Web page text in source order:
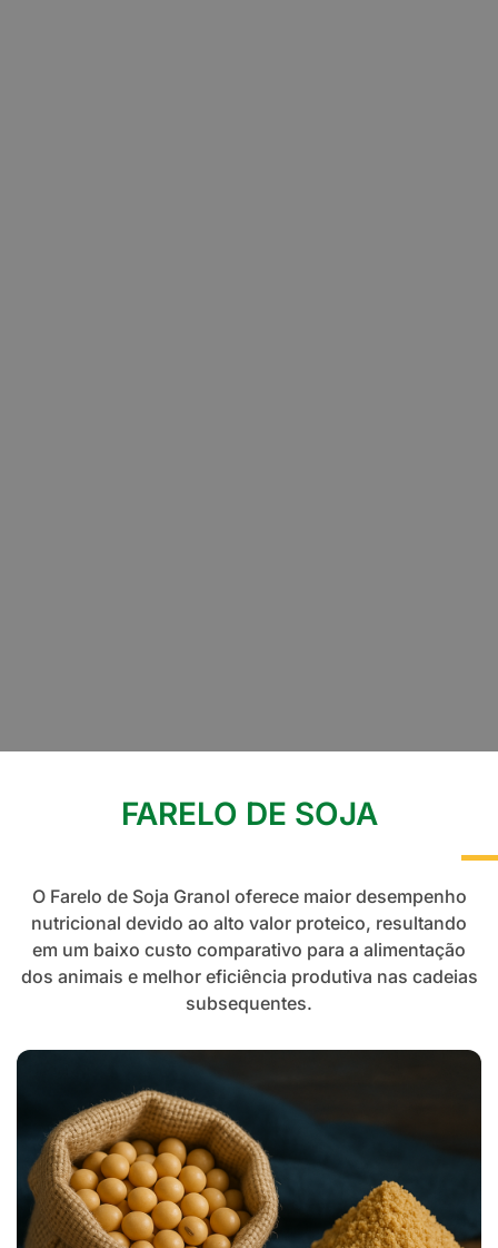
FARELO DE SOJA
O Farelo de Soja Granol oferece maior desempenho
nutricional devido ao alto valor proteico, resultando
em um baixo custo comparativo para a alimentação
dos animais e melhor eficiência produtiva nas cadeias
subsequentes.